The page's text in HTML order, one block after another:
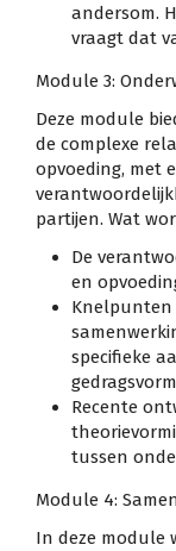
andersom.
vraagt dat
Module 3:
Deze module
de complexe
opvoeding, met
partijen. Wat
De
en
Knelpunten
specifieke
Recente
tussen
Module 4:
In deze module